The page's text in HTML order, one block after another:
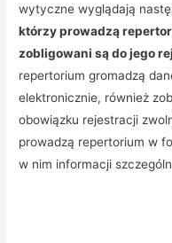
wytyczne wyglądają
którzy prowadzą
zobligowani są do jego
repertorium gromadzą
elektronicznie, również
obowiązku rejestracji
prowadzą repertorium w
w nim informacji